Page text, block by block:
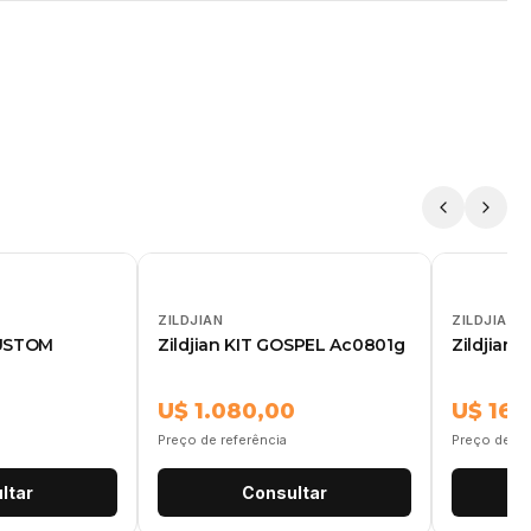
ZILDJIAN
Zildjian KIT GOSPEL Ac0801g
U$ 1.080,00
Preço de referência
Consultar
ZILDJIAN
Zildjian
U$
Preço de